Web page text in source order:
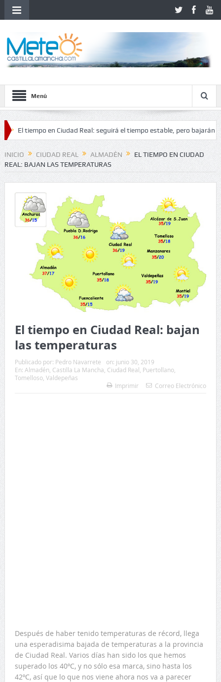
Menú
en Ciudad Real: seguirá el tiempo estable, pero bajarán las
INICIO CIUDAD REAL ALMADÉN
EL TIEMPO EN CIUDAD
REAL: BAJAN LAS TEMPERATURAS
El tiempo en Ciudad Real: bajan
las temperaturas
Publicado por: Pedro Navarrete on: junio 30, 2019
En: Almadén Castilla La Mancha Ciudad Real Puertollano,
Tomelloso, Valdepeñas
Imprimir
Correo Electrónico
Después de haber tenido temperaturas de récord, llega
una esperadisima bajada de temperaturas a la provincia
de Ciudad Real. Varios días han sido los que hemos
superado los 40ºC, y no sólo esa marca, sino hasta los
42ºC, así que lo que nos viene ahora nos va a parecer